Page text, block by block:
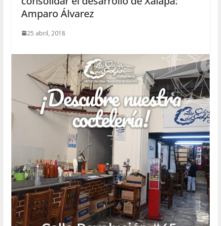
Amparo Álvarez
25 abril, 2018